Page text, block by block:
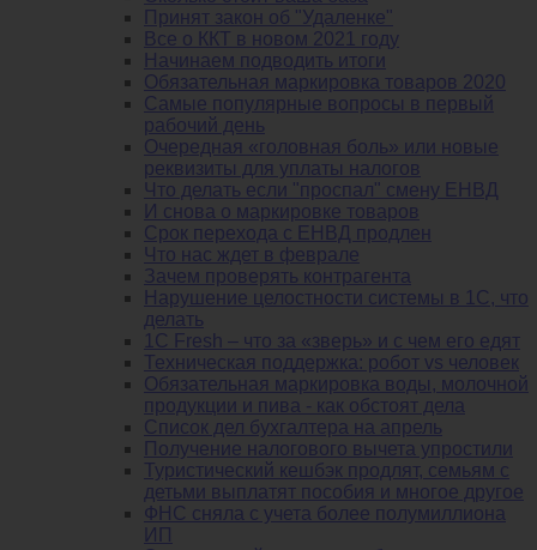
Принят закон об "Удаленке"
Все о ККТ в новом 2021 году
Начинаем подводить итоги
Обязательная маркировка товаров 2020
Самые популярные вопросы в первый
рабочий день
Очередная «головная боль» или новые
реквизиты для уплаты налогов
Что делать если "проспал" смену ЕНВД
И снова о маркировке товаров
Срок перехода с ЕНВД продлен
Что нас ждет в феврале
Зачем проверять контрагента
Нарушение целостности системы в 1С, что
делать
1С Fresh – что за «зверь» и с чем его едят
Техническая поддержка: робот vs человек
Обязательная маркировка воды, молочной
продукции и пива - как обстоят дела
Список дел бухгалтера на апрель
Получение налогового вычета упростили
Туристический кешбэк продлят, семьям с
детьми выплатят пособия и многое другое
ФНС сняла с учета более полумиллиона
ИП